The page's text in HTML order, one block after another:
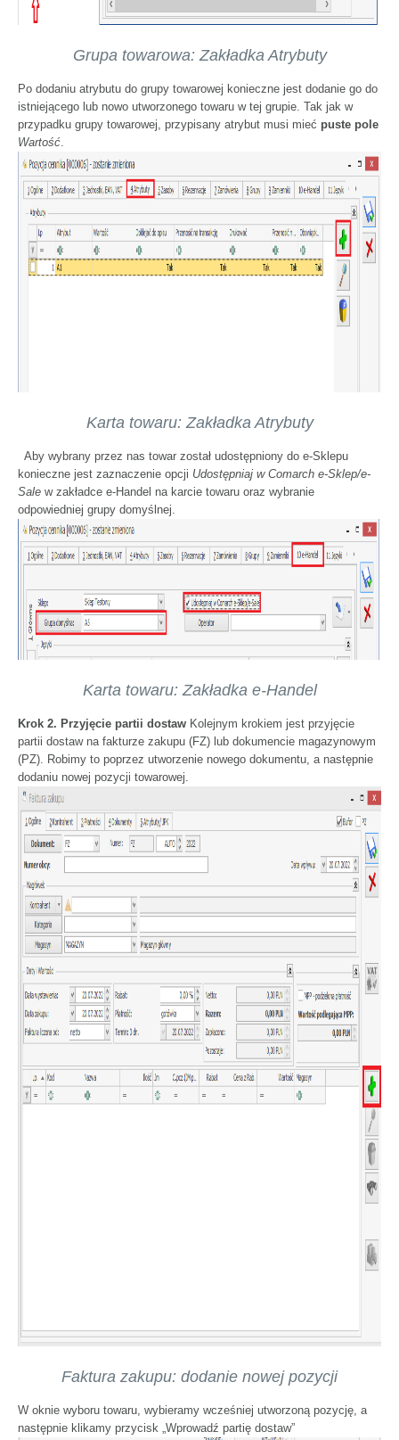
Grupa towarowa: Zakładka Atrybuty
Po dodaniu atrybutu do grupy towarowej konieczne jest dodanie go do
istniejącego lub nowo utworzonego towaru w tej grupie. Tak jak w
przypadku grupy towarowej, przypisany atrybut musi mieć puste pole
Wartość
Karta towaru: Zakładka Atrybuty
Aby wybrany przez nas towar został udostępniony do e-Sklepu
konieczne jest zaznaczenie opcji Udostępniaj w Comarch e-Sklep/e-
Sale w zakładce e-Handel na karcie towaru oraz wybranie
odpowiedniej grupy domyślnej.
Karta towaru: Zakładka e-Handel
Krok 2. Przyjęcie partii dostaw Kolejnym krokiem jest przyjęcie
partii dostaw na fakturze zakupu (FZ) lub dokumencie magazynowym
(PZ). Robimy to poprzez utworzenie nowego dokumentu, a następnie
dodaniu nowej pozycji towarowej.
Faktura zakupu: dodanie nowej pozycji
W oknie wyboru towaru, wybieramy wcześniej utworzoną pozycję, a
następnie klikamy przycisk „Wprowadź partię dostaw”